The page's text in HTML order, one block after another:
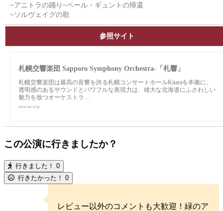
~アニトラの踊り~ペール・ギュントの帰還
~ソルヴェイグの歌
参照サイト
札幌交響楽団 Sapporo Symphony Orchestra-「札響」
札幌交響楽団は最高の音響を誇る札幌コンサートホールKitaraを本拠に、
透明感のあるサウンドとパワフルな表現力は、雄大な北海道にふさわしい
魅力を放つオーケストラ…
www.sso.or.jp
この公演に行きましたか？
行きました！ 0
行きたかった！ 0
レビュー以外のコメントも大歓迎！緑のア